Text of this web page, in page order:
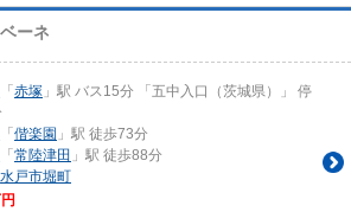
ーネ
「 赤塚 」駅 バス15分 「五中入口（茨城県）」 停
「 偕楽園 」駅 徒歩73分
「 常陸津田 」駅 徒歩88分
水戸市堀町